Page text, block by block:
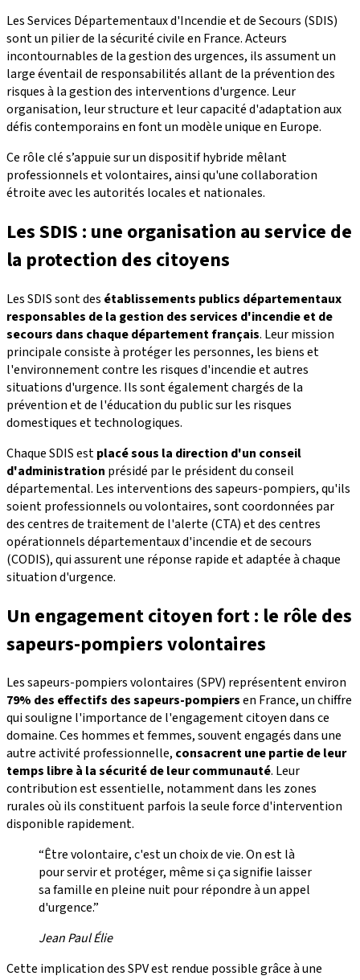
Les Services Départementaux d'Incendie et de Secours (SDIS)
sont un pilier de la sécurité civile en France. Acteurs
incontournables de la gestion des urgences, ils assument un
large éventail de responsabilités allant de la prévention des
risques à la gestion des interventions d'urgence. Leur
organisation, leur structure et leur capacité d'adaptation aux
défis contemporains en font un modèle unique en Europe.
Ce rôle clé s’appuie sur un dispositif hybride mêlant
professionnels et volontaires, ainsi qu'une collaboration
étroite avec les autorités locales et nationales.
Les SDIS : une organisation au service de
la protection des citoyens
Les SDIS sont des établissements publics départementaux
responsables de la gestion des services d'incendie et de
secours dans chaque département français. Leur mission
principale consiste à protéger les personnes, les biens et
l'environnement contre les risques d'incendie et autres
situations d'urgence. Ils sont également chargés de la
prévention et de l'éducation du public sur les risques
domestiques et technologiques.
Chaque SDIS estplacé sous la direction d'un conseil
d'administration présidé par le président du conseil
départemental. Les interventions des sapeurs-pompiers, qu'ils
soient professionnels ou volontaires, sont coordonnées par
des centres de traitement de l'alerte (CTA) et des centres
opérationnels départementaux d'incendie et de secours
(CODIS), qui assurent une réponse rapide et adaptée à chaque
situation d'urgence.
Un engagement citoyen fort : le rôle des
sapeurs-pompiers volontaires
Les sapeurs-pompiers volontaires (SPV) représentent environ
79% des effectifs des sapeurs-pompiersen France, un chiffre
qui souligne l'importance de l'engagement citoyen dans ce
domaine. Ces hommes et femmes, souvent engagés dans une
autre activité professionnelle, consacrent une partie de leur
temps libre à la sécurité de leur communauté. Leur
contribution est essentielle, notamment dans les zones
rurales où ils constituent parfois la seule force d'intervention
disponible rapidement.
“Être volontaire, c'est un choix de vie. On est là
pour servir et protéger, même si ça signifie laisser
sa famille en pleine nuit pour répondre à un appel
d'urgence.”
Jean Paul Élie
Cette implication des SPV est rendue possible grâce à une